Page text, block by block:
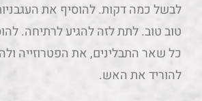
לבשל כמה דקות. להוסיף את
טוב טוב. לתת לזה להגיע לרתיחה.
כל שאר התבלינים, את הפטרוזייה
להוריד את האש.